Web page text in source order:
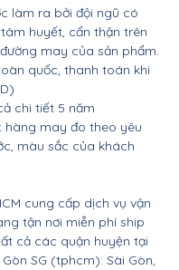
làm ra bởi đội ngũ có
huyết, cẩn thận trên
may của sản phẩm.
quốc, thanh toán khi
chi tiết 5 năm
hàng may đo theo yêu
màu sắc của khách
cung cấp dịch vụ vận
tận nơi miễn phí ship
cả các quận huyện tại
SG (tphcm): Sài Gòn,